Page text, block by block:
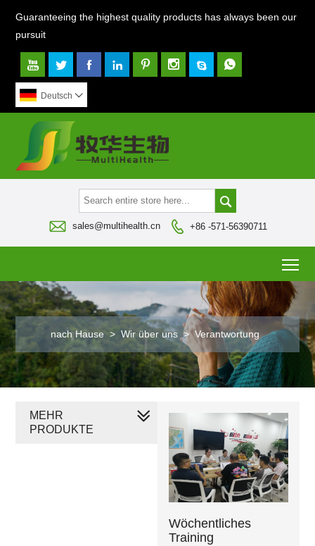
Guaranteeing the highest quality products has always been our
pursuit
       
Deutsch 

 sales@multihealth.cn  +86 -571-56390711
nach Hause > Wir über uns > Verantwortung
Wöchentliches
Training
MEHR
PRODUKTE